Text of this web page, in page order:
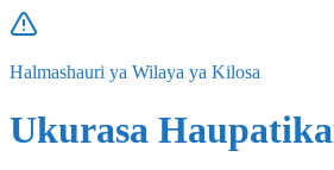
Halmashauri ya Wilaya ya Kilosa
Ukurasa